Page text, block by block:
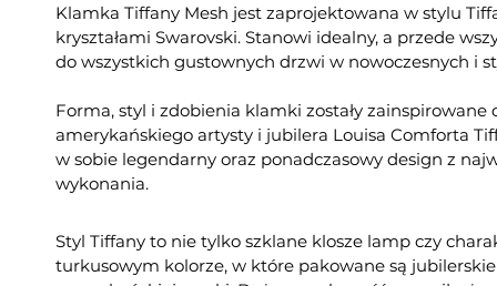
Klamka Tiffany Mesh jest zaprojektowana w stylu
kryształami Swarovski. Stanowi idealny, a przede
do wszystkich gustownych drzwi w nowoczesnych i
Forma, styl i zdobienia klamki zostały zainspirowane
amerykańskiego artysty i jubilera Louisa Comforta
w sobie legendarny oraz ponadczasowy design z
wykonania.
Styl Tiffany to nie tylko szklane klosze lamp czy
turkusowym kolorze, w które pakowane są jubilerskie